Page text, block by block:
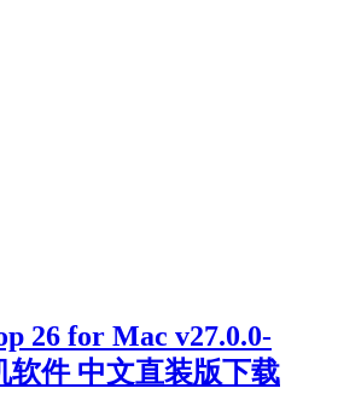
26 for Mac v27.0.0-
软件 中文直装版下载